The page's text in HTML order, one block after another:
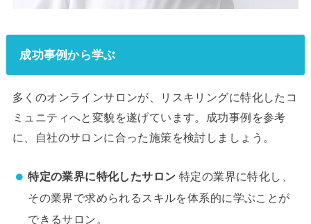
成功事例から学ぶ
多くのオンラインサロンが、リスキリングに特化したコ
ミュニティへと変貌を遂げています。成功事例を参考
に、自社のサロンに合った施策を検討しましょう。
特定の業界に特化したサロン 特定の業界に特化し、
その業界で求められるスキルを体系的に学ぶことが
できるサロン。